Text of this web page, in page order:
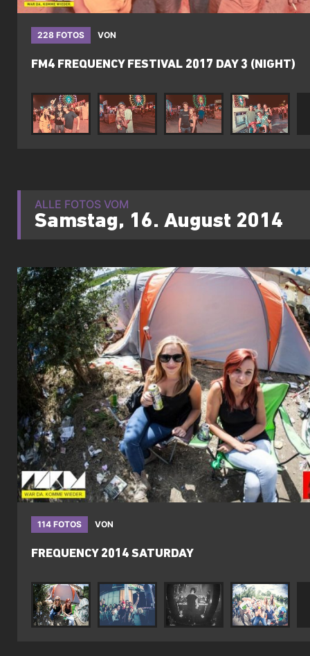
228 FOTOS VON
FM4 FREQUENCY FESTIVAL 2017 DAY 3 (NIGHT)
ALLE FOTOS VOM
Samstag, 16. August 2014
114 FOTOS VON
FREQUENCY 2014 SATURDAY